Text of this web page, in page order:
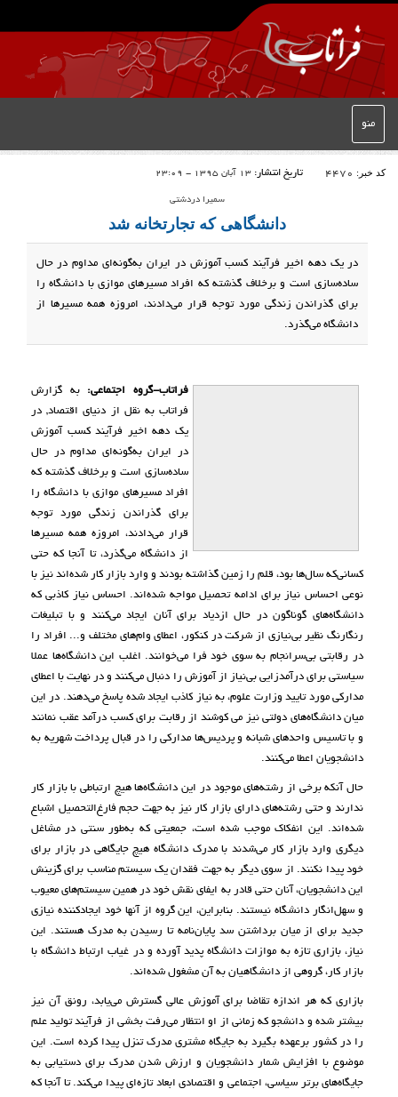
منو
کد خبر: 4470 تاریخ انتشار: 13 آبان 1395 - 23:09
سمیرا دردشتی
دانشگاهی که تجارتخانه شد
در یک دهه اخیر فرآیند کسب آموزش در ایران به‌گونه‌ای مداوم در حال
ساده‌سازی است و برخلاف گذشته که افراد مسیرهای موازی با دانشگاه را
برای گذراندن زندگی مورد توجه قرار می‌دادند، امروزه همه مسیرها از
دانشگاه می‌گذرد.
فراتاب-گروه اجتماعی: به گزارش
فراتاب به نقل از دنیای اقتصاد, در
یک دهه اخیر فرآیند کسب آموزش
در ایران به‌گونه‌ای مداوم در حال
ساده‌سازی است و برخلاف گذشته که
افراد مسیرهای موازی با دانشگاه را
برای گذراندن زندگی مورد توجه
قرار می‌دادند، امروزه همه مسیرها
از دانشگاه می‌گذرد، تا آنجا که حتی
کسانی‌که سال‌ها بود، قلم را زمین گذاشته بودند و وارد بازار کار شده‌اند نیز با
نوعی احساس نیاز برای ادامه تحصیل مواجه شده‌اند. احساس نیاز کاذبی که
دانشگاه‌های گوناگون در حال ازدیاد برای آنان ایجاد می‌کنند و با تبلیغات
رنگارنگ نظیر بی‌نیازی از شرکت در کنکور، اعطای وام‌های مختلف و... افراد را
در رقابتی بی‌سرانجام به سوی خود فرا می‌خوانند. اغلب این دانشگاه‌ها عملا
سیاستی برای درآمدزایی بی‌نیاز از آموزش را دنبال می‌کنند و در نهایت با اعطای
مدارکی مورد تایید وزارت علوم، به نیاز کاذب ایجاد شده پاسخ می‌دهند. در این
میان دانشگاه‌های دولتی نیز می کوشند از رقابت برای کسب درآمد عقب نمانند
و با تاسیس واحدهای شبانه و پردیس‌ها مدارکی را در قبال پرداخت شهریه به
دانشجویان اعطا می‌کنند.
حال آنکه برخی از رشته‌های موجود در این دانشگاه‌ها هیچ ارتباطی با بازار کار
ندارند و حتی رشته‌های دارای بازار کار نیز به جهت حجم فارغ‌التحصیل اشباع
شده‌اند. این انفکاک موجب شده است، جمعیتی که به‌طور سنتی در مشاغل
دیگری وارد بازار کار می‌شدند با مدرک دانشگاه هیچ جایگاهی در بازار برای
خود پیدا نکنند. از سوی دیگر به جهت فقدان یک سیستم مناسب برای گزینش
این دانشجویان، آنان حتی قادر به ایفای نقش خود در همین سیستم‌های معیوب
و سهل‌انگار دانشگاه نیستند. بنابراین، این گروه از آنها خود ایجاد‌کننده نیازی
جدید برای از میان برداشتن سد پایان‌نامه تا رسیدن به مدرک هستند. این
نیاز، بازاری تازه به موازات دانشگاه پدید آورده و در غیاب ارتباط دانشگاه با
بازار کار، گروهی از دانشگاهیان به آن مشغول شده‌اند.
بازاری که هر اندازه تقاضا برای آموزش عالی گسترش می‌یابد، رونق آن نیز
بیشتر شده و دانشجو که زمانی از او انتظار می‌رفت بخشی از فرآیند تولید علم
را در کشور برعهده ‌بگیرد به جایگاه مشتری مدرک تنزل پیدا کرده است. این
موضوع با افزایش شمار دانشجویان و ارزش شدن مدرک برای دستیابی به
جایگاه‌های برتر سیاسی، اجتماعی و اقتصادی ابعاد تازه‌ای پیدا می‌کند. تا آنجا که